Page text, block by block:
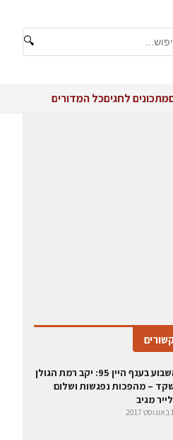
🔍
מתכונים לחגיםכל המדורים
השבוע בענף היין 95: יקב רמת הגולן
– מהפכות נפגשות ושלום
מגיב